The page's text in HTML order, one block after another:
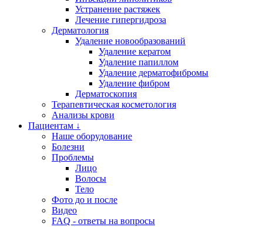
Устранение растяжек
Лечение гипергидроза
Дерматология
Удаление новообразований
Удаление кератом
Удаление папиллом
Удаление дерматофибромы
Удаление фибром
Дерматоскопия
Терапевтическая косметология
Анализы крови
Пациентам ↓
Наше оборудование
Болезни
Проблемы
Лицо
Волосы
Тело
Фото до и после
Видео
FAQ - ответы на вопросы